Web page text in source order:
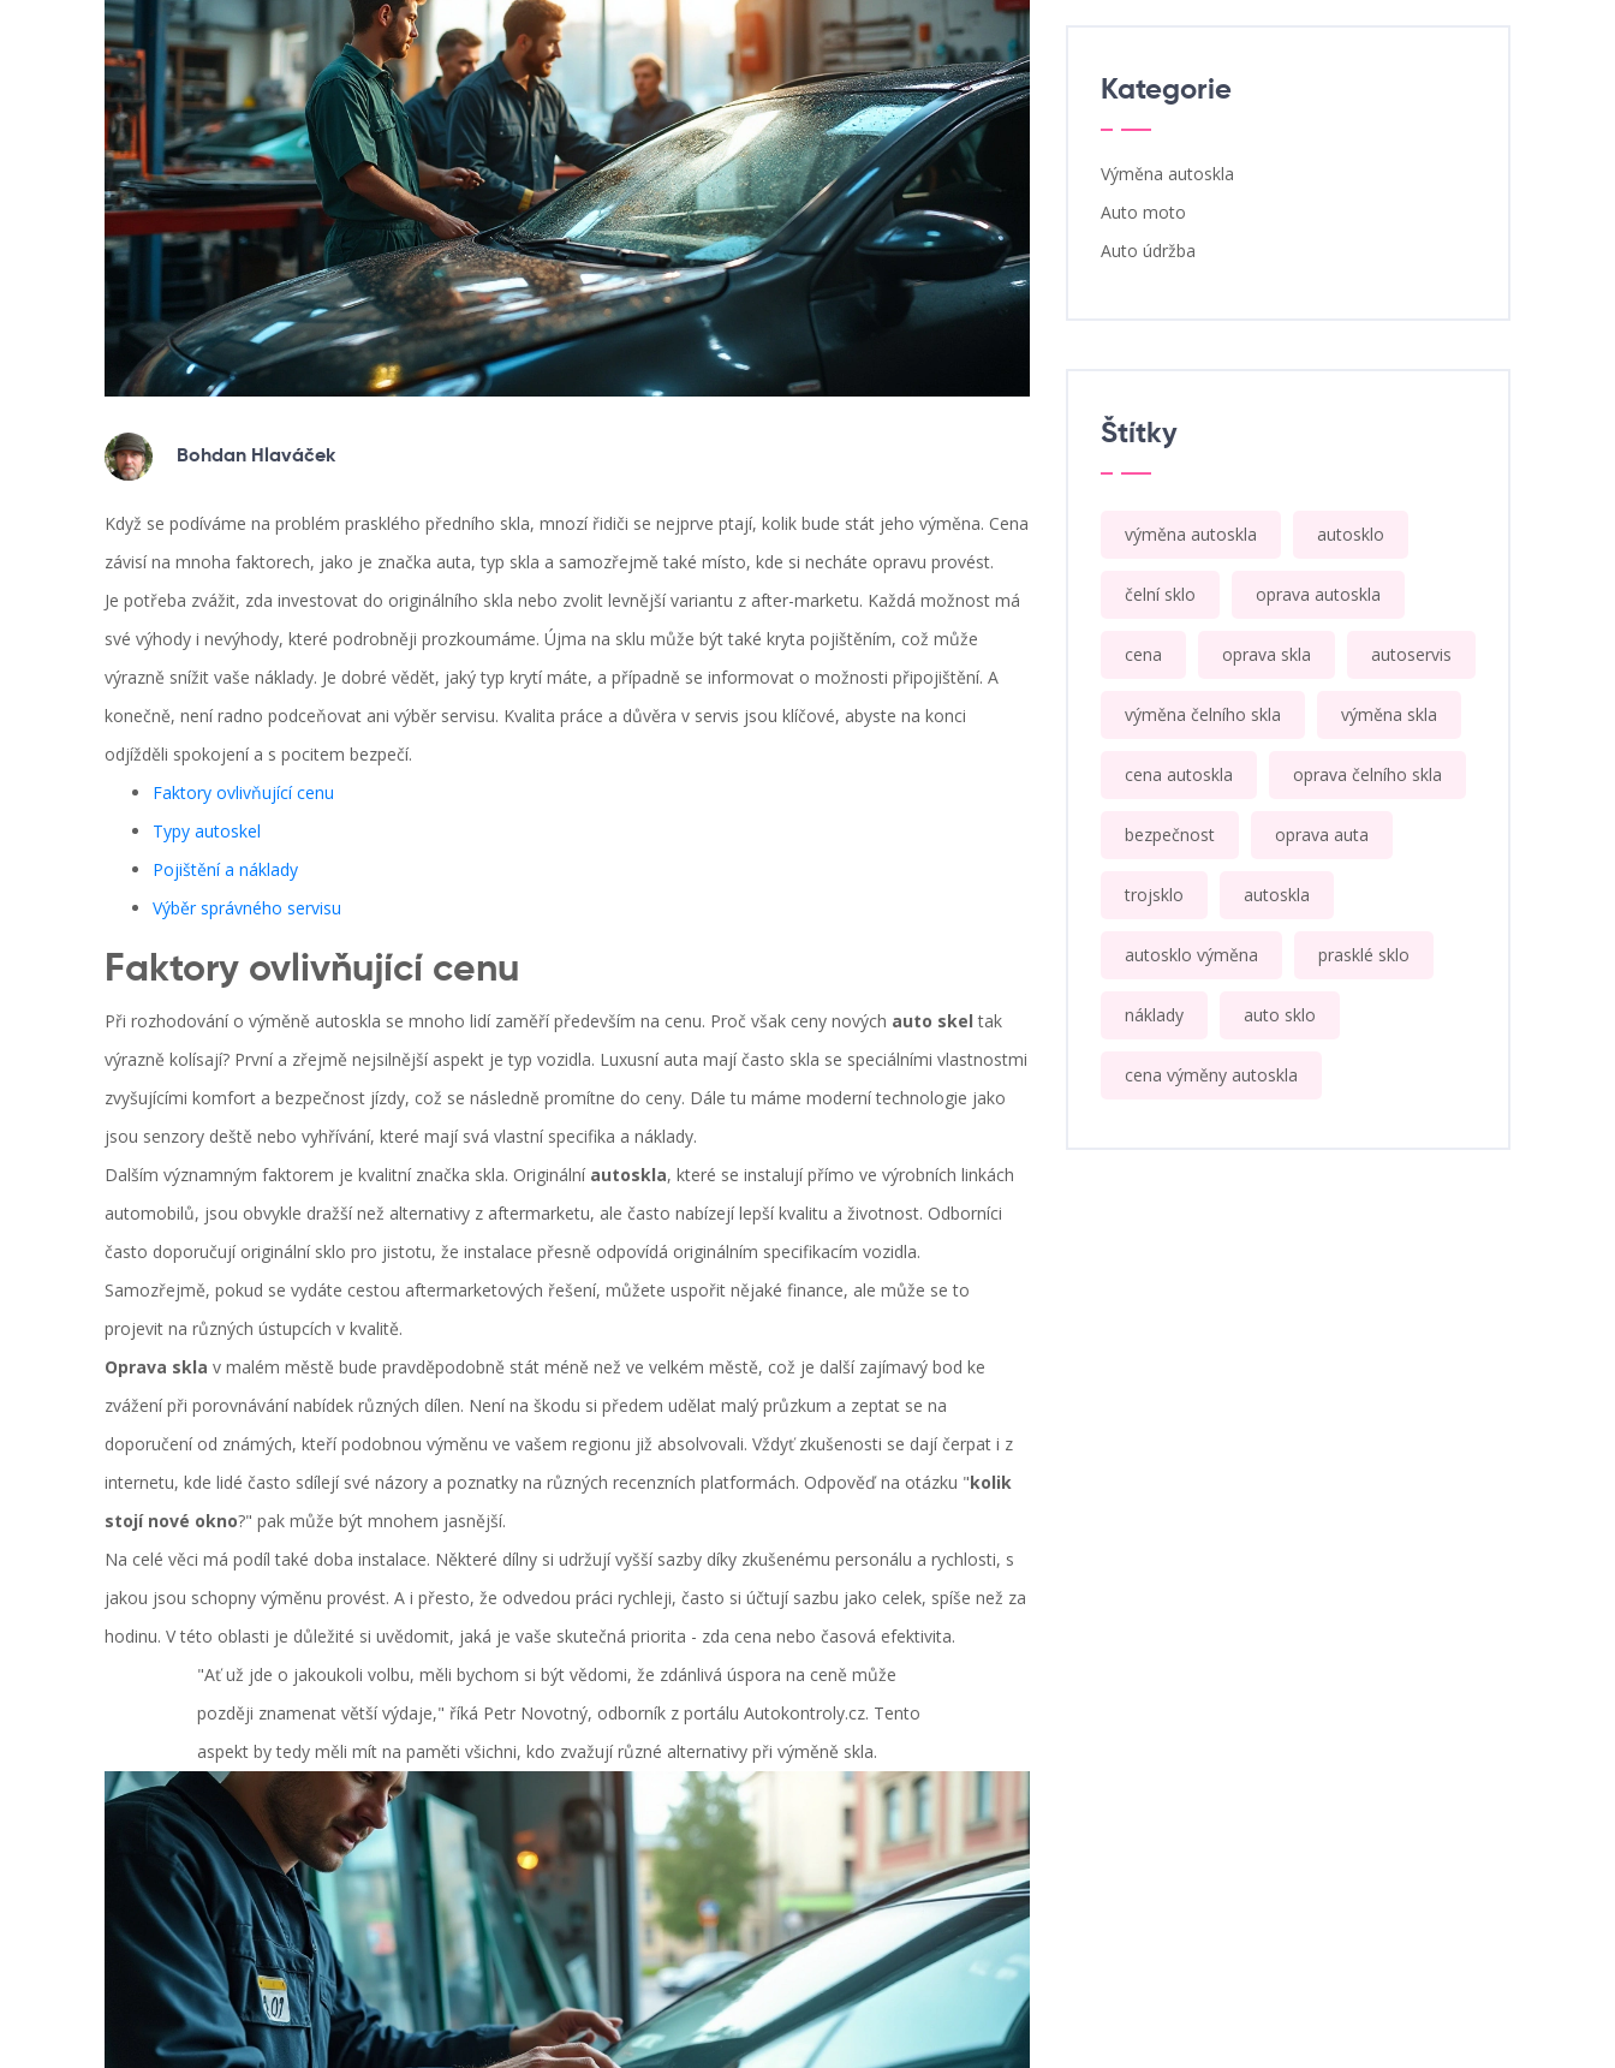
Bohdan Hlaváček
Když se podíváme na problém prasklého předního skla, mnozí řidiči se nejprve ptají, kolik bude stát jeho výměna. Cena
závisí na mnoha faktorech, jako je značka auta, typ skla a samozřejmě také místo, kde si necháte opravu provést.
Je potřeba zvážit, zda investovat do originálního skla nebo zvolit levnější variantu z after-marketu. Každá možnost má
své výhody i nevýhody, které podrobněji prozkoumáme. Újma na sklu může být také kryta pojištěním, což může
výrazně snížit vaše náklady. Je dobré vědět, jaký typ krytí máte, a případně se informovat o možnosti připojištění. A
konečně, není radno podceňovat ani výběr servisu. Kvalita práce a důvěra v servis jsou klíčové, abyste na konci
odjížděli spokojení a s pocitem bezpečí.
Faktory ovlivňující cenu
Typy autoskel
Pojištění a náklady
Výběr správného servisu
Faktory ovlivňující cenu
Při rozhodování o výměně autoskla se mnoho lidí zaměří především na cenu. Proč však ceny nových auto skel tak
výrazně kolísají? První a zřejmě nejsilnější aspekt je typ vozidla. Luxusní auta mají často skla se speciálními vlastnostmi
zvyšujícími komfort a bezpečnost jízdy, což se následně promítne do ceny. Dále tu máme moderní technologie jako
jsou senzory deště nebo vyhřívání, které mají svá vlastní specifika a náklady.
Dalším významným faktorem je kvalitní značka skla. Originální autoskla, které se instalují přímo ve výrobních linkách
automobilů, jsou obvykle dražší než alternativy z aftermarketu, ale často nabízejí lepší kvalitu a životnost. Odborníci
často doporučují originální sklo pro jistotu, že instalace přesně odpovídá originálním specifikacím vozidla.
Samozřejmě, pokud se vydáte cestou aftermarketových řešení, můžete uspořit nějaké finance, ale může se to
projevit na různých ústupcích v kvalitě.
Oprava skla v malém městě bude pravděpodobně stát méně než ve velkém městě, což je další zajímavý bod ke
zvážení při porovnávání nabídek různých dílen. Není na škodu si předem udělat malý průzkum a zeptat se na
doporučení od známých, kteří podobnou výměnu ve vašem regionu již absolvovali. Vždyť zkušenosti se dají čerpat i z
internetu, kde lidé často sdílejí své názory a poznatky na různých recenzních platformách. Odpověď na otázku "kolik
stojí nové okno?" pak může být mnohem jasnější.
Na celé věci má podíl také doba instalace. Některé dílny si udržují vyšší sazby díky zkušenému personálu a rychlosti, s
jakou jsou schopny výměnu provést. A i přesto, že odvedou práci rychleji, často si účtují sazbu jako celek, spíše než za
hodinu. V této oblasti je důležité si uvědomit, jaká je vaše skutečná priorita - zda cena nebo časová efektivita.
"Ať už jde o jakoukoli volbu, měli bychom si být vědomi, že zdánlivá úspora na ceně může
později znamenat větší výdaje," říká Petr Novotný, odborník z portálu Autokontroly.cz. Tento
aspekt by tedy měli mít na paměti všichni, kdo zvažují různé alternativy při výměně skla.
Kategorie
Výměna autoskla
Auto moto
Auto údržba
Štítky
výměna autoskla autosklo
čelní sklo oprava autoskla
cena oprava skla autoservis
výměna čelního skla výměna skla
cena autoskla oprava čelního skla
bezpečnost oprava auta
trojsklo autoskla
autosklo výměna prasklé sklo
náklady auto sklo
cena výměny autoskla